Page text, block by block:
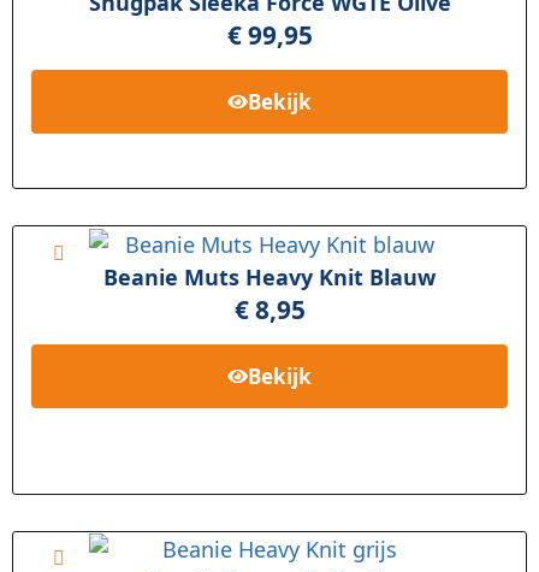
€99,95
Bekijk
Beanie Muts Heavy Knit Blauw
€8,95
Bekijk